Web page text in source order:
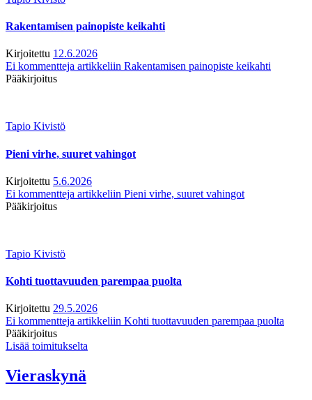
Rakentamisen painopiste keikahti
Kirjoitettu 12.6.2026
Ei kommentteja artikkeliin Rakentamisen painopiste keikahti
Pääkirjoitus
Tapio Kivistö
Pieni virhe, suuret vahingot
Kirjoitettu 5.6.2026
Ei kommentteja artikkeliin Pieni virhe, suuret vahingot
Pääkirjoitus
Tapio Kivistö
Kohti tuottavuuden parempaa puolta
Kirjoitettu 29.5.2026
Ei kommentteja artikkeliin Kohti tuottavuuden parempaa puolta
Pääkirjoitus
Lisää toimitukselta
Vieraskynä